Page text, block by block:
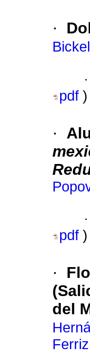
·
·
pdf )
·
·
pdf )
·
del